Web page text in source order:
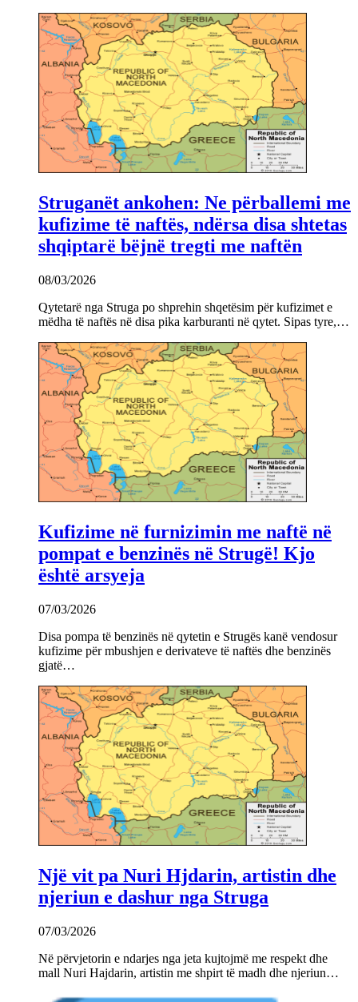
Struganët ankohen: Ne përballemi me
kufizime të naftës, ndërsa disa shtetas
shqiptarë bëjnë tregti me naftën
08/03/2026
Qytetarë nga Struga po shprehin shqetësim për kufizimet e
mëdha të naftës në disa pika karburanti në qytet. Sipas tyre,…
Kufizime në furnizimin me naftë në
pompat e benzinës në Strugë! Kjo
është arsyeja
07/03/2026
Disa pompa të benzinës në qytetin e Strugës kanë vendosur
kufizime për mbushjen e derivateve të naftës dhe benzinës
gjatë…
Një vit pa Nuri Hjdarin, artistin dhe
njeriun e dashur nga Struga
07/03/2026
Në përvjetorin e ndarjes nga jeta kujtojmë me respekt dhe
mall Nuri Hajdarin, artistin me shpirt të madh dhe njeriun…